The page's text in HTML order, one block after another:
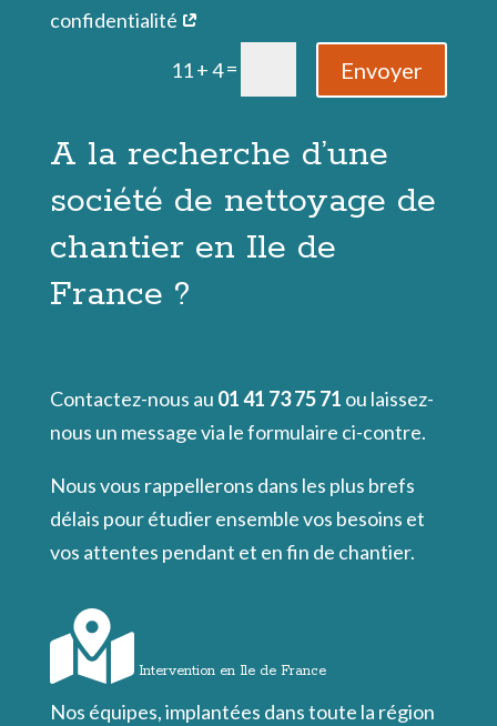
confidentialité
11 + 4= Envoyer
A la recherche d’une
société de nettoyage de
chantier en Ile de
France ?
Contactez-nous au 01 41 73 75 71 ou laissez-
nous un message via le formulaire ci-contre.
Nous vous rappellerons dans les plus brefs
délais pour étudier ensemble vos besoins et
vos attentes pendant et en fin de chantier.
Intervention en Ile de France
Nos équipes, implantées dans toute la région